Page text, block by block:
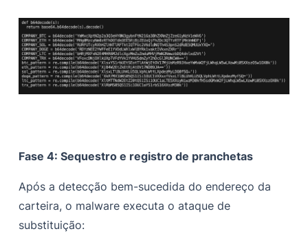
Fase 4: Sequestro e registro de pranchetas
Após a detecção bem-sucedida do endereço da
carteira, o malware executa o ataque de
substituição: